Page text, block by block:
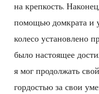
на крепкость.
помощью домкрата и
колесо установлено
было настоящее
я мог продолжать
гордостью за свои